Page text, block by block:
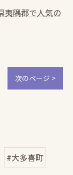
夷隅郡で人気の
次のページ >
#大多喜町